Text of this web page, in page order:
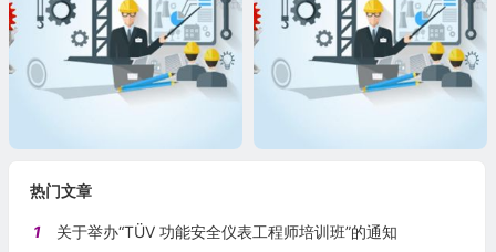
热门文章
1
关于举办“TÜV 功能安全仪表工程师培训班”的通知